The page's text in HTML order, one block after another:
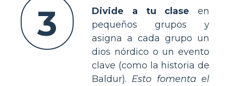
3 Divide a tu clase en
pequeños grupos y
asigna a cada grupo un
dios nórdico o un evento
clave (como la historia de
Baldur). Esto fomenta el